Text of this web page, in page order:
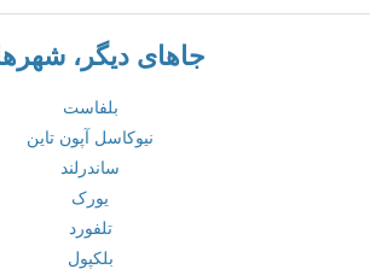
جاهای دیگر،
بلفاست
نیوکاسل آپون تاین
ساندرلند
یورک
تلفورد
بلکپول